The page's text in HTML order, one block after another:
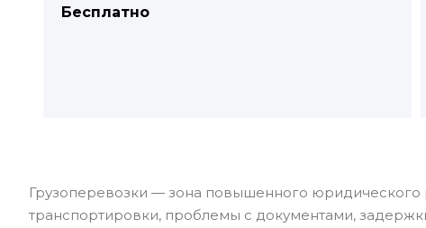
Бесплатно
Грузоперевозки — зона повышенного
транспортировки, проблемы с документами,